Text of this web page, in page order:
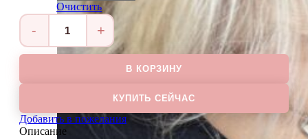
Очистить
Количество
товара
Лонг
LESLY
В КОРЗИНУ
КУПИТЬ СЕЙЧАС
Добавить в пожелания
Описание